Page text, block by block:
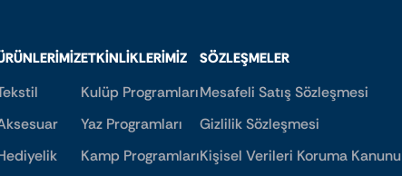
ETKINLIKLERIMIZ
Kulüp Programları
Yaz Programları
Kamp Programları
SÖZLEŞMELER
Mesafeli Satış Sözleşmesi
Gizlilik Sözleşmesi
Kişisel Verileri Koruma Kanunu